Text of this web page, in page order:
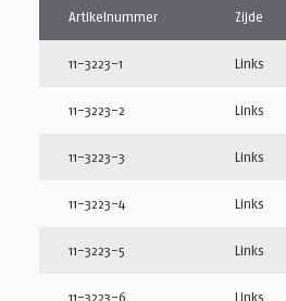
Artikelnummer Zijde
11-3223-1 Links
11-3223-2 Links
11-3223-3 Links
11-3223-4 Links
11-3223-5 Links
11-3223-6 Links